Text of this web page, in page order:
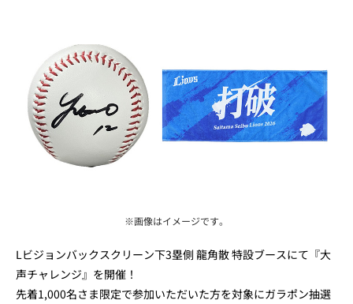
※画像はイメージです。
Lビジョンバックスクリーン下3塁側 龍角散 特設ブースにて『大
声チャレンジ』を開催！
先着1,000名さま限定で参加いただいた方を対象にガラポン抽選